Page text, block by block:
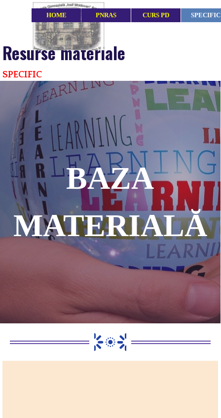
Du-te la conținut
HOME PNRAS CURS PD SPECIFIC
Resurse materiale
SPECIFIC
BAZA
MATERIALĂ